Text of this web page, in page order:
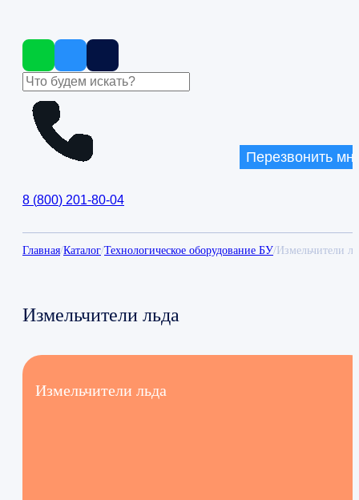
8 (800) 201-80-04
Перезвонить
Главная/Каталог/Технологическое оборудование БУ/ Измельчители
Измельчители льда
Измельчители льда